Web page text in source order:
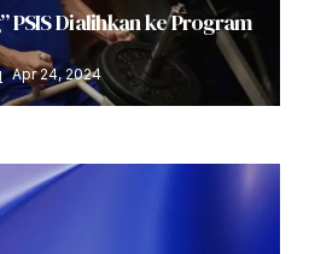
PSIS Dialihkan ke Program
Apr 24, 2024